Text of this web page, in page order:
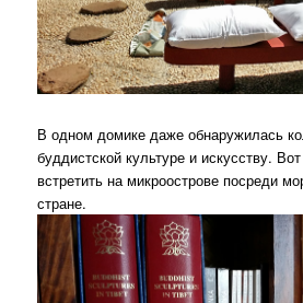
В одном домике даже обнаружилась
буддистской культуре и искусству.
встретить на микроострове посреди
стране.